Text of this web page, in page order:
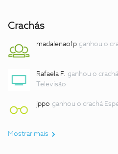
Crachás
madalenaofp ganhou o
Rafaela F. ganhou o
Televisão
jppo ganhou o crachá
Mostrar mais